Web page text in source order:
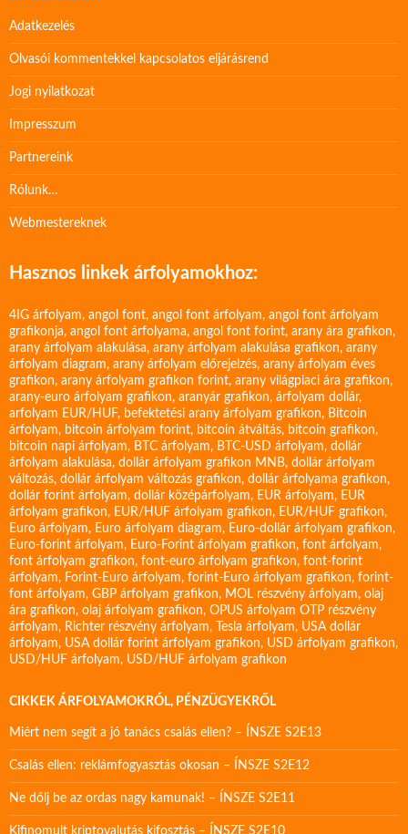
Adatkezelés
Olvasói kommentekkel kapcsolatos eljárásrend
Jogi nyilatkozat
Impresszum
Partnereink
Rólunk…
Webmestereknek
Hasznos linkek árfolyamokhoz:
4IG árfolyam, angol font, angol font árfolyam, angol font árfolyam
grafikonja, angol font árfolyama, angol font forint, arany ára grafikon,
arany árfolyam alakulása, arany árfolyam alakulása grafikon, arany
árfolyam diagram, arany árfolyam előrejelzés, arany árfolyam éves
grafikon, arany árfolyam grafikon forint, arany világpiaci ára grafikon,
arany-euro árfolyam grafikon, aranyár grafikon, árfolyam dollár,
arfolyam EUR/HUF, befektetési arany árfolyam grafikon, Bitcoin
árfolyam, bitcoin árfolyam forint, bitcoin átváltás, bitcoin grafikon,
bitcoin napi árfolyam, BTC árfolyam, BTC-USD árfolyam, dollár
árfolyam alakulása, dollár árfolyam grafikon MNB, dollár árfolyam
változás, dollár árfolyam változás grafikon, dollár árfolyama grafikon,
dollár forint árfolyam, dollár középárfolyam, EUR árfolyam, EUR
árfolyam grafikon, EUR/HUF árfolyam grafikon, EUR/HUF grafikon,
Euro árfolyam, Euro árfolyam diagram, Euro-dollár árfolyam grafikon,
Euro-forint árfolyam, Euro-Forint árfolyam grafikon, font árfolyam,
font árfolyam grafikon, font-euro árfolyam grafikon, font-forint
árfolyam, Forint-Euro árfolyam, forint-Euro árfolyam grafikon, forint-
font árfolyam, GBP árfolyam grafikon, MOL részvény árfolyam, olaj
ára grafikon, olaj árfolyam grafikon, OPUS árfolyam OTP részvény
árfolyam, Richter részvény árfolyam, Tesla árfolyam, USA dollár
árfolyam, USA dollár forint árfolyam grafikon, USD árfolyam grafikon,
USD/HUF árfolyam, USD/HUF árfolyam grafikon
CIKKEK ÁRFOLYAMOKRÓL, PÉNZÜGYEKRŐL
Miért nem segít a jó tanács csalás ellen? – ÍNSZE S2E13
Csalás ellen: reklámfogyasztás okosan – ÍNSZE S2E12
Ne dőlj be az ordas nagy kamunak! – ÍNSZE S2E11
Kifinomult kriptovalutás kifosztás – ÍNSZE S2E10